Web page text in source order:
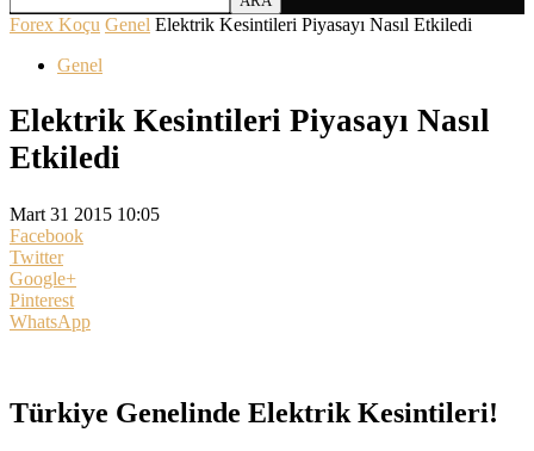
Forex Koçu Genel Elektrik Kesintileri Piyasayı Nasıl Etkiledi
Genel
Elektrik Kesintileri Piyasayı Nasıl
Etkiledi
Mart 31 2015 10:05
Facebook
Twitter
Google+
Pinterest
WhatsApp
Türkiye Genelinde Elektrik Kesintileri!